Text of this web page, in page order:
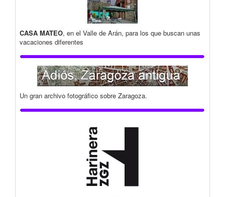
CASA MATEO, en el Valle de Arán, para los que buscan unas
vacaciones diferentes
Un gran archivo fotográfico sobre Zaragoza.